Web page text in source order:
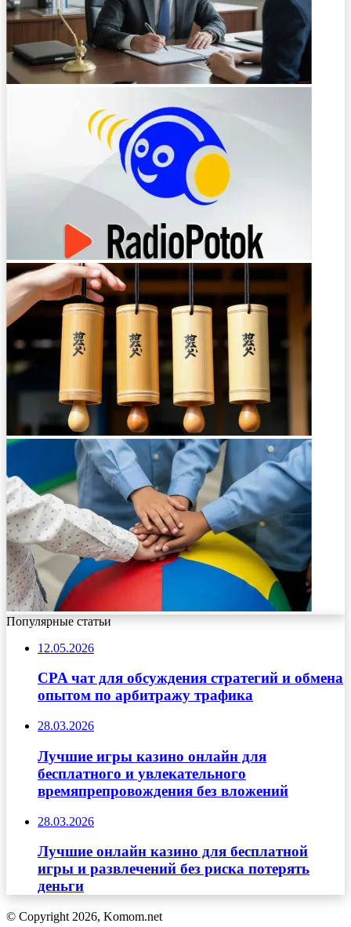
Популярные статьи
12.05.2026
CPA чат для обсуждения стратегий и обмена
опытом по арбитражу трафика
28.03.2026
Лучшие игры казино онлайн для
бесплатного и увлекательного
времяпрепровождения без вложений
28.03.2026
Лучшие онлайн казино для бесплатной
игры и развлечений без риска потерять
деньги
© Copyright 2026, Komom.net